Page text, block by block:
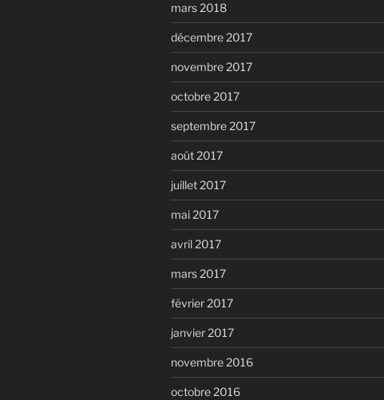
mars 2018
décembre 2017
novembre 2017
octobre 2017
septembre 2017
août 2017
juillet 2017
mai 2017
avril 2017
mars 2017
février 2017
janvier 2017
novembre 2016
octobre 2016